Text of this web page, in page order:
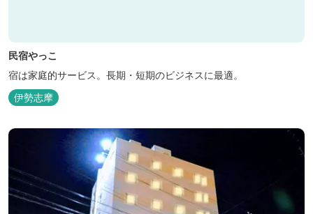
民宿やっこ
宿は家庭的サービス。長期・短期のビジネスに最適。
伊勢志摩